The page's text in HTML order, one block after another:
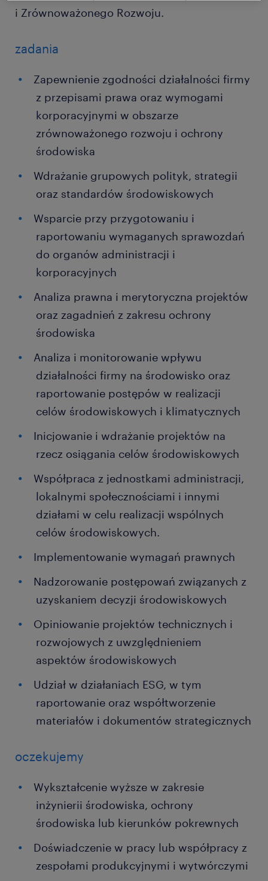
i Zrównoważonego Rozwoju.
zadania
Zapewnienie zgodności działalności firmy
z przepisami prawa oraz wymogami
korporacyjnymi w obszarze
zrównoważonego rozwoju i ochrony
środowiska
Wdrażanie grupowych polityk, strategii
oraz standardów środowiskowych
Wsparcie przy przygotowaniu i
raportowaniu wymaganych sprawozdań
do organów administracji i
korporacyjnych
Analiza prawna i merytoryczna projektów
oraz zagadnień z zakresu ochrony
środowiska
Analiza i monitorowanie wpływu
działalności firmy na środowisko oraz
raportowanie postępów w realizacji
celów środowiskowych i klimatycznych
Inicjowanie i wdrażanie projektów na
rzecz osiągania celów środowiskowych
Współpraca z jednostkami administracji,
lokalnymi społecznościami i innymi
działami w celu realizacji wspólnych
celów środowiskowych.
Implementowanie wymagań prawnych
Nadzorowanie postępowań związanych z
uzyskaniem decyzji środowiskowych
Opiniowanie projektów technicznych i
rozwojowych z uwzględnieniem
aspektów środowiskowych
Udział w działaniach ESG, w tym
raportowanie oraz współtworzenie
materiałów i dokumentów strategicznych
oczekujemy
Wykształcenie wyższe w zakresie
inżynierii środowiska, ochrony
środowiska lub kierunków pokrewnych
Doświadczenie w pracy lub współpracy z
zespołami produkcyjnymi i wytwórczymi